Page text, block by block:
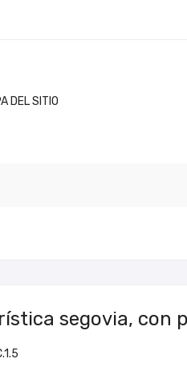
DEL SITIO
segovia, con